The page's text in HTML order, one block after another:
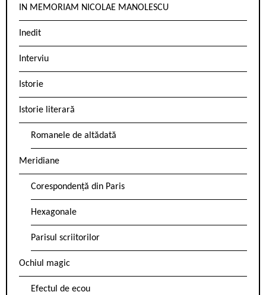
IN MEMORIAM NICOLAE MANOLESCU
Inedit
Interviu
Istorie
Istorie literară
Romanele de altădată
Meridiane
Corespondență din Paris
Hexagonale
Parisul scriitorilor
Ochiul magic
Efectul de ecou